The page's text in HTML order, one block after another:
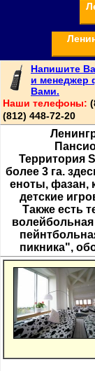
Напишите
и менеджер
Вами.
Наши телефоны:
(812) 448-72-20
Территория
более 3 га.
еноты, фазан,
детские
Также есть
пикника",